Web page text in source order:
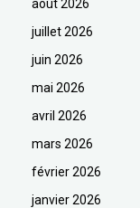
août 2026
juillet 2026
juin 2026
mai 2026
avril 2026
mars 2026
février 2026
janvier 2026